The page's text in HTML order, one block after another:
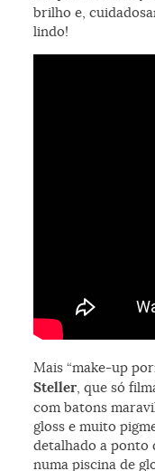
brilho e,
lindo!
Mais “make-up
Steller, que só
com batons
gloss e muito
detalhado a ponto
numa piscina de